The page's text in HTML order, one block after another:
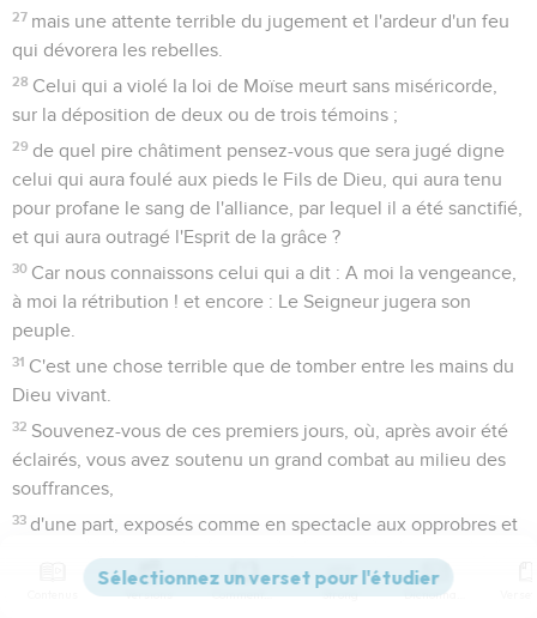
27 mais une attente terrible du jugement et l'ardeur d'un feu
qui dévorera les rebelles.
28 Celui qui a violé la loi de Moïse meurt sans miséricorde,
sur la déposition de deux ou de trois témoins ;
29 de quel pire châtiment pensez-vous que sera jugé digne
celui qui aura foulé aux pieds le Fils de Dieu, qui aura tenu
pour profane le sang de l'alliance, par lequel il a été sanctifié,
et qui aura outragé l'Esprit de la grâce ?
30 Car nous connaissons celui qui a dit : A moi la vengeance,
à moi la rétribution ! et encore : Le Seigneur jugera son
peuple.
31 C'est une chose terrible que de tomber entre les mains du
Dieu vivant.
32 Souvenez-vous de ces premiers jours, où, après avoir été
éclairés, vous avez soutenu un grand combat au milieu des
souffrances,
33 d'une part, exposés comme en spectacle aux opprobres et
position était la même.
Versions Commentaires Strong